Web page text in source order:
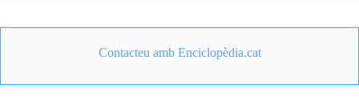
Contacteu amb Enciclopèdia.cat